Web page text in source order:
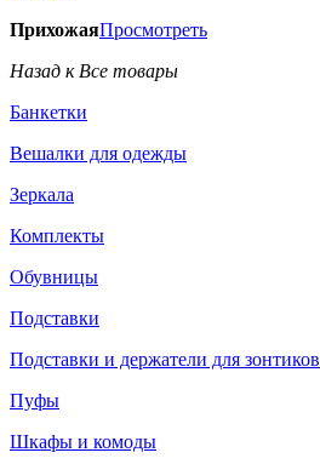
ПрихожаяПросмотреть
Назад к Все товары
Банкетки
Вешалки для одежды
Зеркала
Комплекты
Обувницы
Подставки
Подставки и держатели для зонтиков
Пуфы
Шкафы и комоды